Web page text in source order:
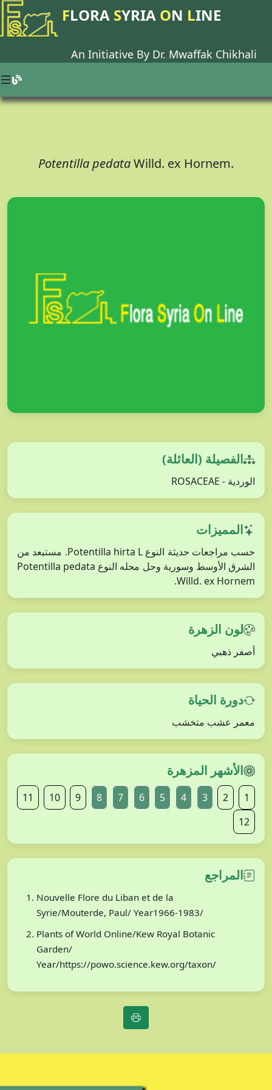
FLORA SYRIA ON LINE
An Initiative By Dr. Mwaffak Chikhali
Potentilla pedataWilld. ex Hornem.
الفصيلة (العائلة)
الوردية - ROSACEAE
المميزات
حسب مراجعات حديثة النوع Potentilla hirta L. مستبعد من
الشرق الأوسط وسورية وحل محله النوع Potentilla pedata
Willd. ex Hornem.
لون الزهرة
أصفر ذهبي
دورة الحياة
معمر عشب متخشب
الأشهر المزهرة
1
2
3
4
5
6
7
8
9
10
11
12
المراجع
Nouvelle Flore du Liban et de la
Syrie/Mouterde, Paul/ Year1966-1983/
Plants of World Online/Kew Royal Botanic
Garden/
Year/https://powo.science.kew.org/taxon/